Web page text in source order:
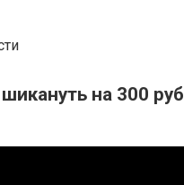
на 300